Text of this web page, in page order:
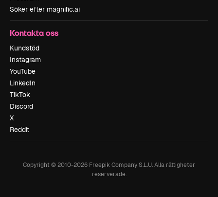
Söker efter magnific.ai
Kontakta oss
Kundstöd
Instagram
YouTube
LinkedIn
TikTok
Discord
X
Reddit
Copyright © 2010-2026 Freepik Company S.L.U.Alla rättigheter
reserverade.